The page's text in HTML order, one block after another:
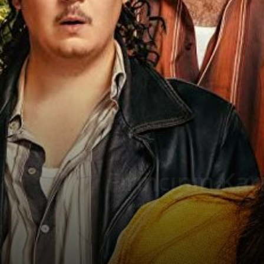
Fırıncının
Yazar: Yusuf Baklac- 25 Eylül 2019 8699